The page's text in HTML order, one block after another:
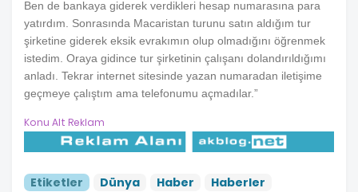
Ben de bankaya giderek verdikleri hesap numarasına para
yatırdım. Sonrasında Macaristan turunu satın aldığım tur
şirketine giderek eksik evrakımın olup olmadığını öğrenmek
istedim. Oraya gidince tur şirketinin çalışanı dolandırıldığımı
anladı. Tekrar internet sitesinde yazan numaradan iletişime
geçmeye çalıştım ama telefonumu açmadılar.”
Konu Alt Reklam
Etiketler Dünya Haber
Haberler